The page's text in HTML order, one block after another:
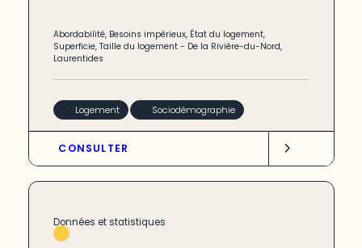
Abordabilité, Besoins impérieux, État du logement,
Superficie,Taille du logement - De la Rivière-du-Nord,
Laurentides
Logement Sociodémographie
CONSULTER
Données et statistiques